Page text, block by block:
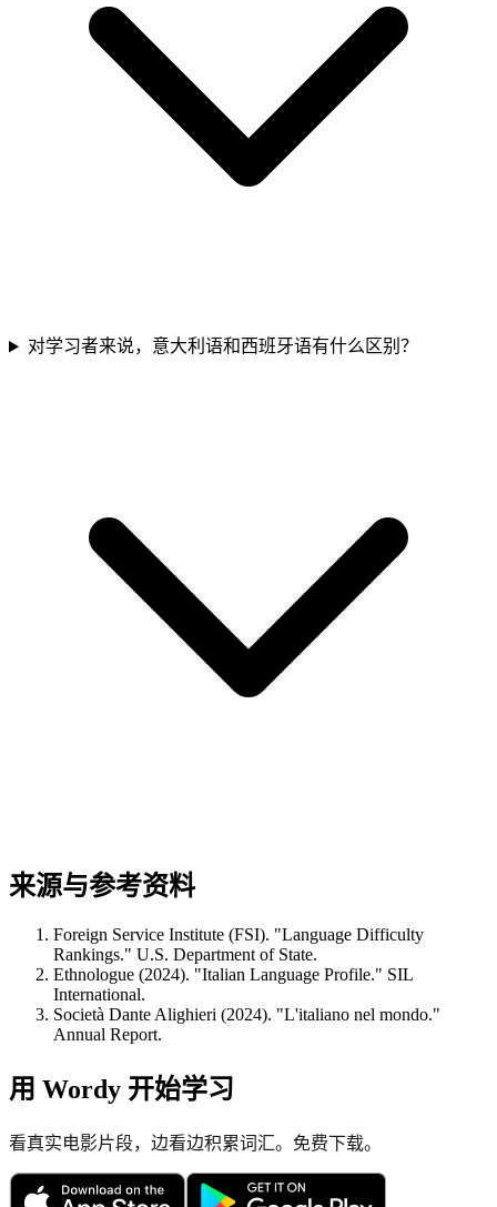
对学习者来说，意大利语和西班牙语有什么区别？
来源与参考资料
Foreign Service Institute (FSI). "Language Difficulty
Rankings." U.S. Department of State.
Ethnologue (2024). "Italian Language Profile." SIL
International.
Società Dante Alighieri (2024). "L'italiano nel mondo."
Annual Report.
用 Wordy 开始学习
看真实电影片段，边看边积累词汇。免费下载。